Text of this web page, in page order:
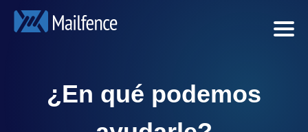
¿En qué podemos